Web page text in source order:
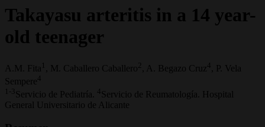
Takayasu arteritis in a 14 year-
old teenager
A.M. Fita 1 , M. Caballero Caballero , A. Begazo Cruz4
, P. Vela
Sempere4
1-3 Servicio de Pediatría. 4 Servicio de Reumatología. Hospital
General Universitario de Alicante